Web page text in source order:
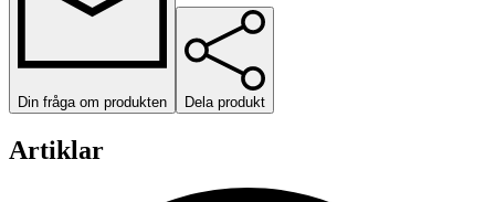
Din fråga om produkten Dela produkt
Artiklar